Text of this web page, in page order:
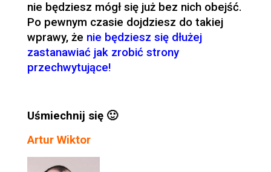
nie będziesz mógł się już bez nich obejść.
Po pewnym czasie dojdziesz do takiej
wprawy, że nie będziesz się dłużej
zastanawiać jak zrobić strony
przechwytujące!
Uśmiechnij się 🙂
Artur Wiktor